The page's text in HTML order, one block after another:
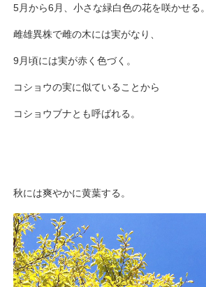
5月から6月、小さな緑白色の花を咲かせる。
雌雄異株で雌の木には実がなり、
9月頃には実が赤く色づく。
コショウの実に似ていることから
コショウブナとも呼ばれる。
秋には爽やかに黄葉する。